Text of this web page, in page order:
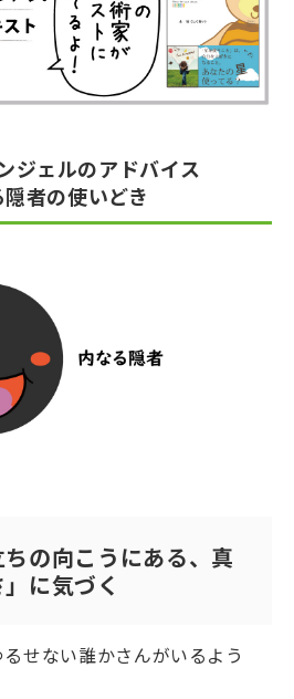
ジェルのアドバイス
者の使いどき
の向こうにある、真
に気づく
せない誰かさんがいるよう